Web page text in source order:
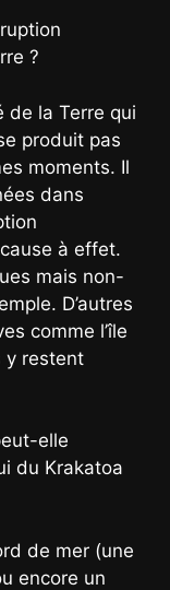
?
de la Terre qui
produit pas
moments. Il
dans
à effet.
mais non-
D’autres
comme l’île
y restent
elle
du Krakatoa
de mer (une
encore un